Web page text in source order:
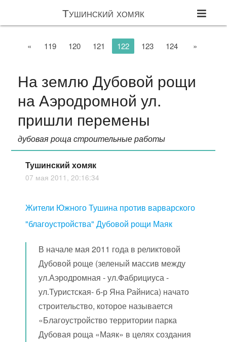
Тушинский хомяк
« 119 120 121 122 123 124 »
На землю Дубовой рощи
на Аэродромной ул.
пришли перемены
дубовая роща строительные работы
Тушинский хомяк
07 мая 2011, 20:16:34
Жители Южного Тушина против варварского
"благоустройства" Дубовой рощи Маяк
В начале мая 2011 года в реликтовой
Дубовой роще (зеленый массив между
ул.Аэродромная - ул.Фабрициуса -
ул.Туристская- б-р Яна Райниса) начато
строительство, которое называется
«Благоустройство территории парка
Дубовая роща «Маяк» в целях создания